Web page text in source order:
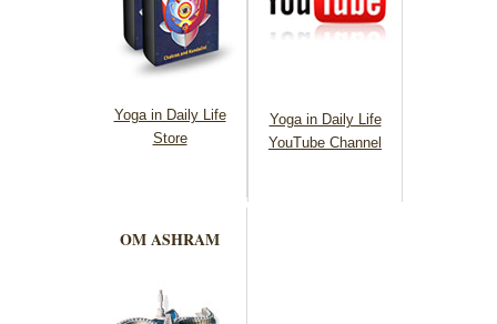
Yoga in Daily Life
Store
Yoga in Daily Life
YouTube Channel
OM ASHRAM